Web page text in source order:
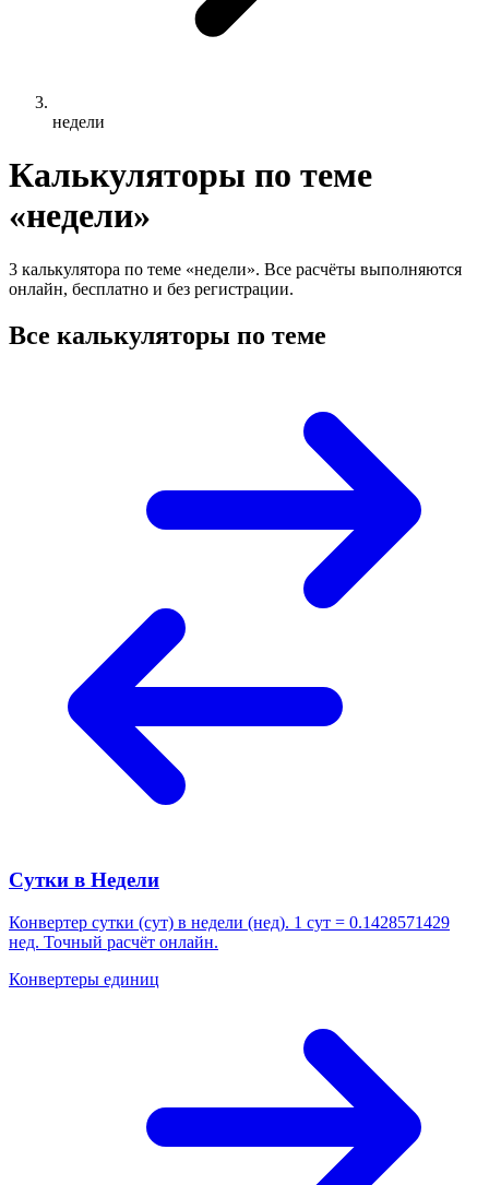
недели
Калькуляторы по теме
«недели»
3 калькулятора по теме «недели». Все расчёты выполняются
онлайн, бесплатно и без регистрации.
Все калькуляторы по теме
Сутки в Недели
Конвертер сутки (сут) в недели (нед). 1 сут = 0.1428571429
нед. Точный расчёт онлайн.
Конвертеры единиц